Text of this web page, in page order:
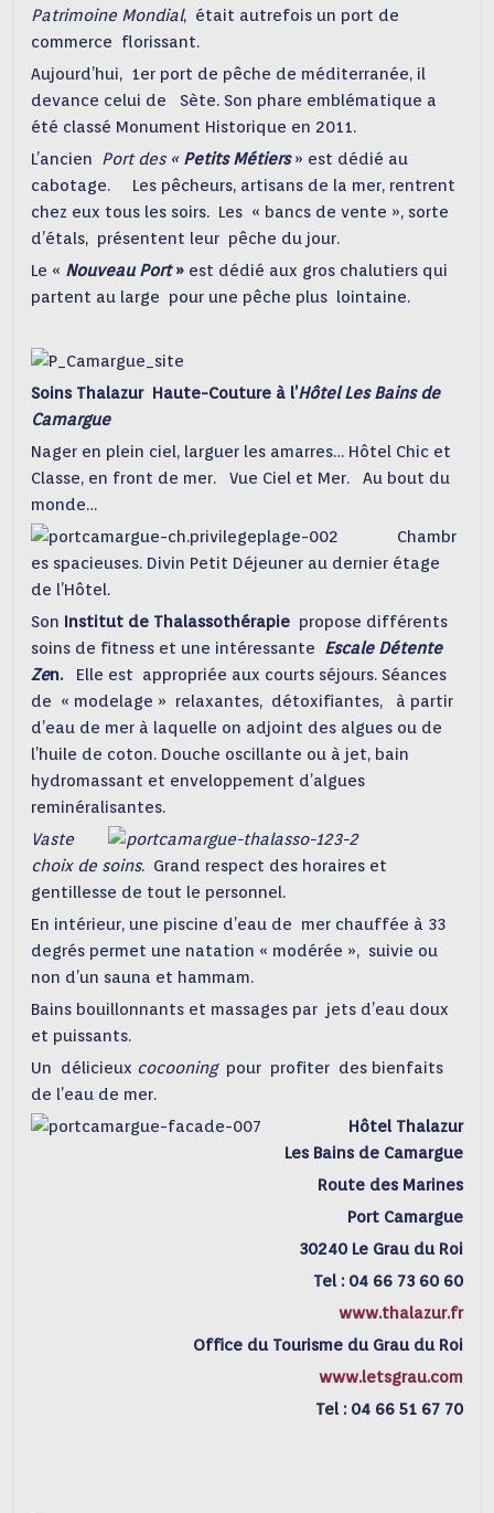
Patrimoine Mondial, était autrefois un port de
commerce florissant.
Aujourd’hui, 1er port de pêche de méditerranée, il
devance celui de Sète. Son phare emblématique a
été classé Monument Historique en 2011.
L’ancien Port des « Petits Métiers» est dédié au
cabotage. Les pêcheurs, artisans de la mer, rentrent
chez eux tous les soirs. Les « bancs de vente », sorte
d’étals, présentent leur pêche du jour.
Le « Nouveau Port» est dédié aux gros chalutiers qui
partent au large pour une pêche plus lointaine.
Soins Thalazur Haute-Couture à l’Hôtel Les Bains de
Camargue
Nager en plein ciel, larguer les amarres… Hôtel Chic et
Classe, en front de mer. Vue Ciel et Mer. Au bout du
monde…
Chambr
es spacieuses. Divin Petit Déjeuner au dernier étage
de l’Hôtel.
Son Institut de Thalassothérapie propose différents
soins de fitness et une intéressante Escale Détente
Zen.
Elle est appropriée aux courts séjours. Séances
de « modelage » relaxantes, détoxifiantes, à partir
d’eau de mer à laquelle on adjoint des algues ou de
l’huile de coton. Douche oscillante ou à jet, bain
hydromassant et enveloppement d’algues
reminéralisantes.
Vaste
choix de soins. Grand respect des horaires et
gentillesse de tout le personnel.
En intérieur, une piscine d’eau de mer chauffée à 33
degrés permet une natation « modérée », suivie ou
non d’un sauna et hammam.
Bains bouillonnants et massages par jets d’eau doux
et puissants.
Un délicieux cocooningpour profiter des bienfaits
de l’eau de mer.
Hôtel Thalazur
Les Bains de Camargue
Route des Marines
Port Camargue
30240 Le Grau du Roi
Tel : 04 66 73 60 60
www.thalazur.fr
Office du Tourisme du Grau du Roi
www.letsgrau.com
Tel : 04 66 51 67 70